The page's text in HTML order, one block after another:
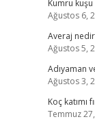
Kumru
Ağustos 6,
Averaj nedir
Ağustos 5,
Adıyaman
Ağustos 3,
Koç katımı
Temmuz